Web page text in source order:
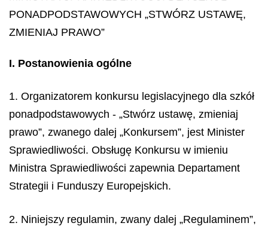
PONADPODSTAWOWYCH „STWÓRZ USTAWĘ,
ZMIENIAJ PRAWO”
I. Postanowienia ogólne
1. Organizatorem konkursu legislacyjnego dla szkół
ponadpodstawowych - „Stwórz ustawę, zmieniaj
prawo”, zwanego dalej „Konkursem”, jest Minister
Sprawiedliwości. Obsługę Konkursu w imieniu
Ministra Sprawiedliwości zapewnia Departament
Strategii i Funduszy Europejskich.
2. Niniejszy regulamin, zwany dalej „Regulaminem”,